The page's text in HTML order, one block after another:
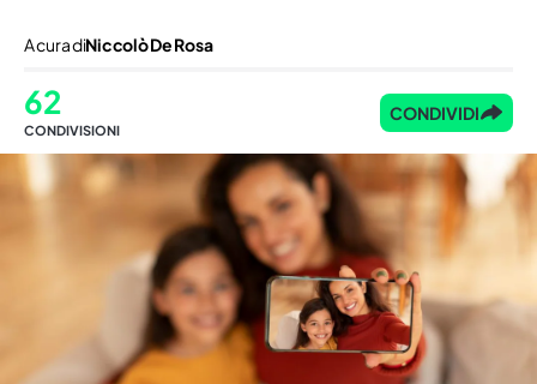
A cura diNiccolò De Rosa
62
CONDIVISIONI
CONDIVIDI